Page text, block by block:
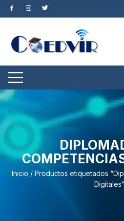
Saltar
al
Inicio / Productos etiquetados
Digitales”